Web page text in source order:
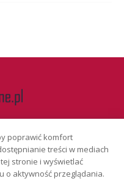
PRYWATNOŚCI
poprawić komfort
treści w mediach
stronie i wyświetlać
o aktywność przeglądania.